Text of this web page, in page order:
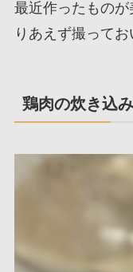
最近作ったもの
りあえず撮ってお
鶏肉の炊き込